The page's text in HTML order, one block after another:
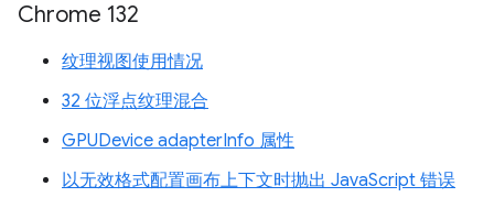
Chrome 132
纹理视图使用情况
32 位浮点纹理混合
GPUDevice adapterInfo 属性
以无效格式配置画布上下文时抛出 JavaScript 错误